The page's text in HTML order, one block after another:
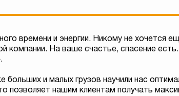
времени и энергии. Никому не хочется
компании. На ваше счастье, спасение
больших и малых грузов научили нас
позволяет нашим клиентам получать